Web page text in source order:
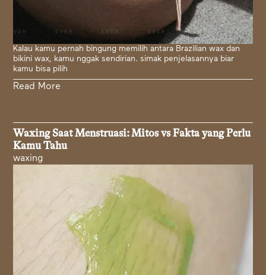
Kalau kamu pernah bingung memilih antara Brazilian wax dan
bikini wax, kamu nggak sendirian. simak penjelasannya biar
kamu bisa pilih
Read More
Waxing Saat Menstruasi: Mitos vs Fakta yang Perlu
Kamu Tahu
waxing